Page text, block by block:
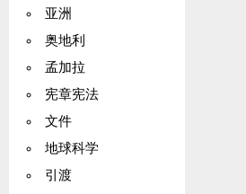
亚洲
奥地利
孟加拉
宪章宪法
文件
地球科学
引渡